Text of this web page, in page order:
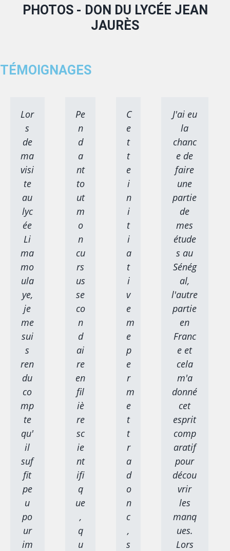
PHOTOS - DON DU LYCÉE JEAN
JAURÈS
TÉMOIGNAGES
Lor
s
de
ma
visi
te
au
lyc
ée
Li
ma
mo
ula
ye,
je
me
sui
s
ren
du
co
mp
te
qu'
il
suf
fit
pe
u
po
ur
im
Pe
n
d
a
nt
to
ut
m
o
n
cu
rs
us
se
co
n
d
ai
re
en
fil
iè
re
sc
ie
nt
ifi
q
ue
,
q
u
C
e
t
t
e
i
n
i
t
i
a
t
i
v
e
m
e
p
e
r
m
e
t
t
r
a
d
o
n
c
,
s
J'ai eu
la
chanc
e de
faire
une
partie
de
mes
étude
s au
Sénég
al,
l'autre
partie
en
Franc
e et
cela
m'a
donné
cet
esprit
comp
aratif
pour
décou
vrir
les
manq
ues.
Lors